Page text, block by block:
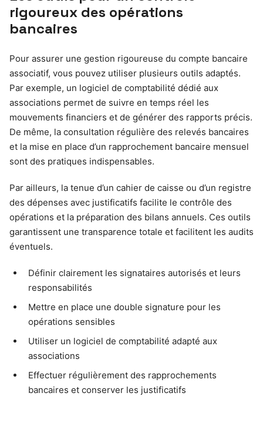
rigoureux des opérations
bancaires
Pour assurer une gestion rigoureuse du compte bancaire
associatif, vous pouvez utiliser plusieurs outils adaptés.
Par exemple, un logiciel de comptabilité dédié aux
associations permet de suivre en temps réel les
mouvements financiers et de générer des rapports précis.
De même, la consultation régulière des relevés bancaires
et la mise en place d’un rapprochement bancaire mensuel
sont des pratiques indispensables.
Par ailleurs, la tenue d’un cahier de caisse ou d’un registre
des dépenses avec justificatifs facilite le contrôle des
opérations et la préparation des bilans annuels. Ces outils
garantissent une transparence totale et facilitent les audits
éventuels.
Définir clairement les signataires autorisés et leurs
responsabilités
Mettre en place une double signature pour les
opérations sensibles
Utiliser un logiciel de comptabilité adapté aux
associations
Effectuer régulièrement des rapprochements
bancaires et conserver les justificatifs